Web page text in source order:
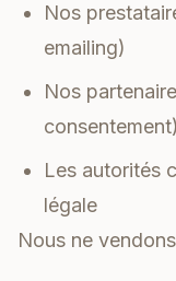
Nos
emailing)
Nos
consentement)
Les autorités
légale
Nous ne